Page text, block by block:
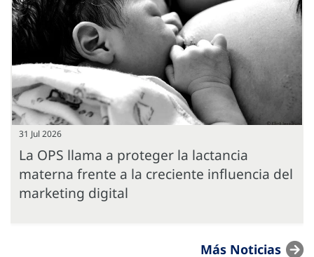
31 Jul 2026
La OPS llama a proteger la lactancia
materna frente a la creciente influencia del
marketing digital
Más Noticias